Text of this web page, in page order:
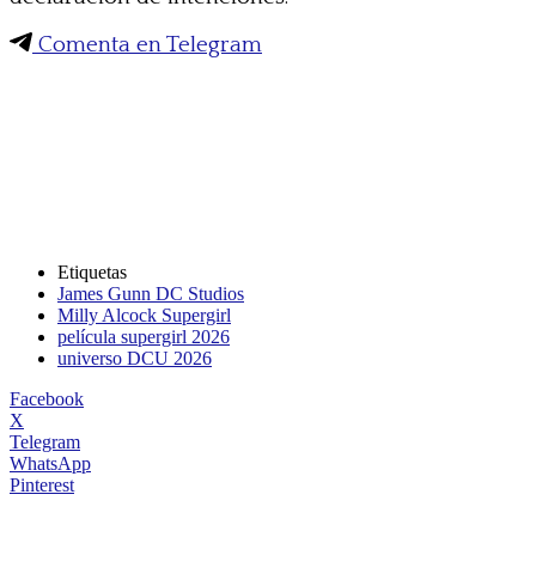
Comenta en Telegram
Etiquetas
James Gunn DC Studios
Milly Alcock Supergirl
película supergirl 2026
universo DCU 2026
Facebook
X
Telegram
WhatsApp
Pinterest